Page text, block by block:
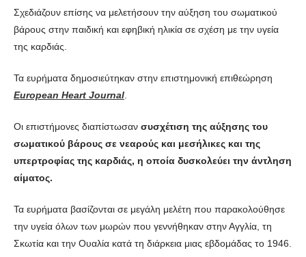
Σχεδιάζουν επίσης να μελετήσουν την αύξηση του σωματικού
βάρους στην παιδική και εφηβική ηλικία σε σχέση με την υγεία
της καρδιάς.
Τα ευρήματα δημοσιεύτηκαν στην επιστημονική επιθεώρηση
European Heart Journal
Οι επιστήμονες διαπίστωσαν συσχέτιση της αύξησης του
σωματικού βάρους σε νεαρούς και μεσήλικες και της
υπερτροφίας της καρδιάς, η οποία δυσκολεύει την άντληση
αίματος.
Τα ευρήματα βασίζονται σε μεγάλη μελέτη που παρακολούθησε
την υγεία όλων των μωρών που γεννήθηκαν στην Αγγλία, τη
Σκωτία και την Ουαλία κατά τη διάρκεια μιας εβδομάδας το 1946.